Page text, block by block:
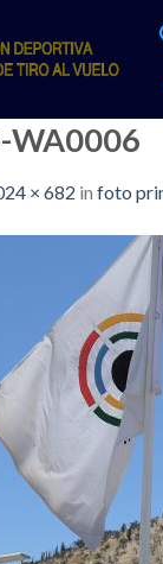
WA0006
× 682 in foto